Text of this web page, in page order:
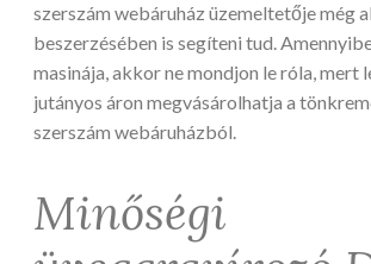
szerszám webáruház üzemeltetője még
beszerzésében is segíteni tud.
masinája, akkor ne mondjon le róla, mert
jutányos áron megvásárolhatja a
szerszám webáruházból.
Minőségi